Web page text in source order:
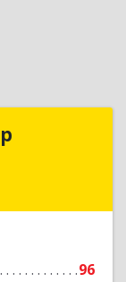
96
Подробнее